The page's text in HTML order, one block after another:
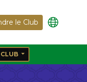
le Club